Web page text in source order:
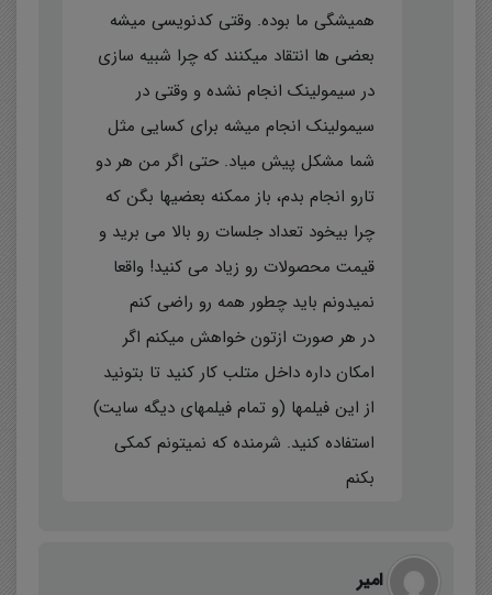
همیشگی ما بوده. وقتی کدنویسی میشه
بعضی ها انتقاد میکنند که چرا شبیه سازی
در سیمولینک انجام نشده و وقتی در
سیمولینک انجام میشه برای کسایی مثل
شما مشکل پیش میاد. حتی اگر من هر دو
تارو انجام بدم، باز ممکنه بعضیها بگن که
چرا بیخود تعداد جلسات رو بالا می برید و
قیمت محصولات رو زیاد می کنید! واقعا
نمیدونم باید چطور همه رو راضی کنم
در هر صورت ازتون خواهش میکنم اگر
امکان داره داخل متلب کار کنید تا بتونید
از این فیلمها (و تمام فیلمهای دیگه سایت)
استفاده کنید. شرمنده که نمیتونم کمکی
بکنم
امیر